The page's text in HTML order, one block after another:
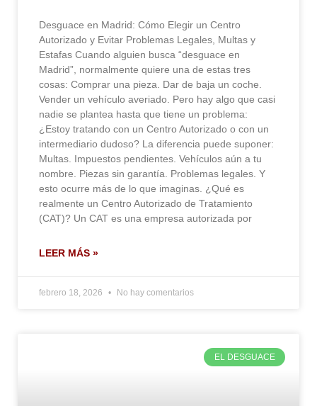
Desguace en Madrid: Cómo Elegir un Centro
Autorizado y Evitar Problemas Legales, Multas y
Estafas Cuando alguien busca “desguace en
Madrid”, normalmente quiere una de estas tres
cosas: Comprar una pieza. Dar de baja un coche.
Vender un vehículo averiado. Pero hay algo que casi
nadie se plantea hasta que tiene un problema:
¿Estoy tratando con un Centro Autorizado o con un
intermediario dudoso? La diferencia puede suponer:
Multas. Impuestos pendientes. Vehículos aún a tu
nombre. Piezas sin garantía. Problemas legales. Y
esto ocurre más de lo que imaginas. ¿Qué es
realmente un Centro Autorizado de Tratamiento
(CAT)? Un CAT es una empresa autorizada por
LEER MÁS »
febrero 18, 2026 No hay comentarios
EL DESGUACE